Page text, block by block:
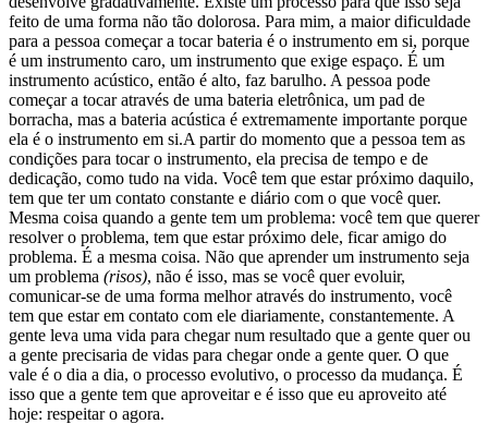
feito de uma forma não tão dolorosa. Para mim, a maior dificuldade
para a pessoa começar a tocar bateria é o instrumento em si, porque
é um instrumento caro, um instrumento que exige espaço. É um
instrumento acústico, então é alto, faz barulho. A pessoa pode
começar a tocar através de uma bateria eletrônica, um pad de
borracha, mas a bateria acústica é extremamente importante porque
ela é o instrumento em si.A partir do momento que a pessoa tem as
condições para tocar o instrumento, ela precisa de tempo e de
dedicação, como tudo na vida. Você tem que estar próximo daquilo,
tem que ter um contato constante e diário com o que você quer.
Mesma coisa quando a gente tem um problema: você tem que querer
resolver o problema, tem que estar próximo dele, ficar amigo do
problema. É a mesma coisa. Não que aprender um instrumento seja
um problema (risos), não é isso, mas se você quer evoluir,
comunicar-se de uma forma melhor através do instrumento, você
tem que estar em contato com ele diariamente, constantemente. A
gente leva uma vida para chegar num resultado que a gente quer ou
a gente precisaria de vidas para chegar onde a gente quer. O que
vale é o dia a dia, o processo evolutivo, o processo da mudança. É
isso que a gente tem que aproveitar e é isso que eu aproveito até
hoje: respeitar o agora.